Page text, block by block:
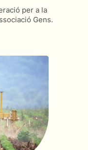
per a la
Gens.